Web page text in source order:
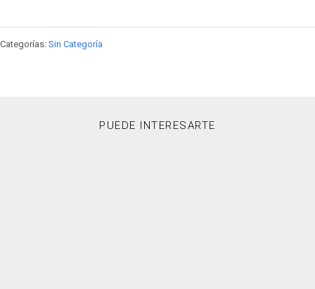
Categorías: Sin Categoría
PUEDE INTERESARTE